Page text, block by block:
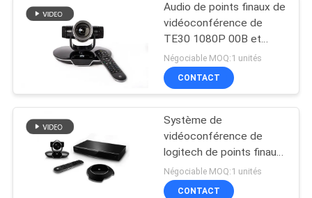
Audio de points finaux de
vidéoconférence de
TE30 1080P 00B et
système de
vidéoconférence
Négociable MOQ:1 unités
CONTACT
Système de
vidéoconférence de
logitech de points finaux
de vidéoconférence de
TE50 1080P60 00
Négociable MOQ:1 unités
CONTACT